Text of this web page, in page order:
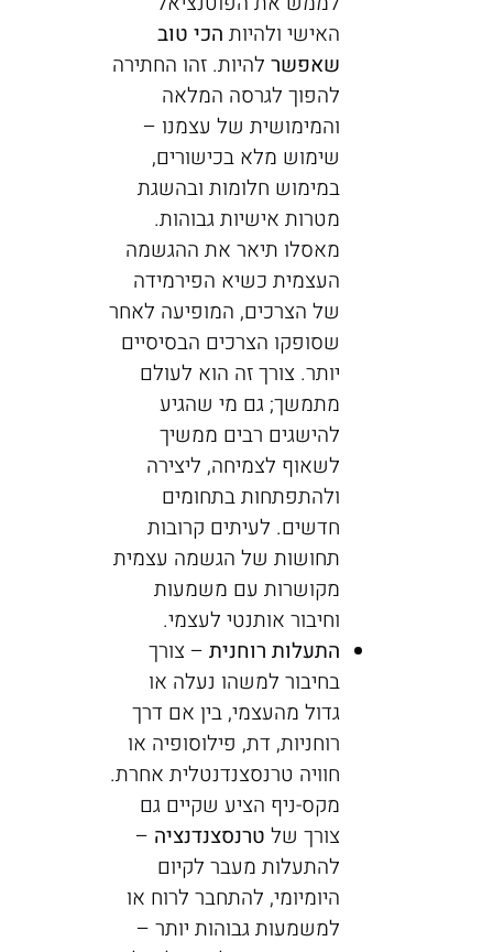
האישי ולהיותהכי טוב
שאפשרלהיות. זהו החתירה
להפוך לגרסה המלאה
והמימושית של עצמנו –
שימוש מלא בכישורים,
במימוש חלומות ובהשגת
מטרות אישיות גבוהות.
מאסלו תיאר את ההגשמה
העצמית כשיא הפירמידה
של הצרכים, המופיעה לאחר
שסופקו הצרכים הבסיסיים
יותר. צורך זה הוא לעולם
מתמשך; גם מי שהגיע
להישגים רבים ממשיך
לשאוף לצמיחה, ליצירה
ולהתפתחות בתחומים
חדשים. לעיתים קרובות
תחושות של הגשמה עצמית
מקושרות עם משמעות
וחיבור אותנטי לעצמי.
התעלות רוחנית– צורך
בחיבור למשהו נעלה או
גדול מהעצמי, בין אם דרך
רוחניות, דת, פילוסופיה או
חוויה טרנסצנדנטלית אחרת.
מקס-ניף הציע שקיים גם
צורך שלטרנסצנדנציה–
להתעלות מעבר לקיום
היומיומי, להתחבר לרוח או
למשמעות גבוהות יותר –